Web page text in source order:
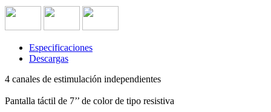
Especificaciones
Descargas
4 canales de estimulación independientes
Pantalla táctil de 7’’ de color de tipo resistiva